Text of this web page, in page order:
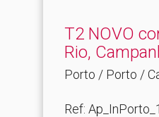
T2 NOVO
Rio,
Porto / Porto /
Ref: